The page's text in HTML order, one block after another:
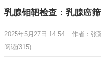
乳腺钼靶检查：乳腺癌
作者：张
2025年5月27日 14:54
阅读(315)